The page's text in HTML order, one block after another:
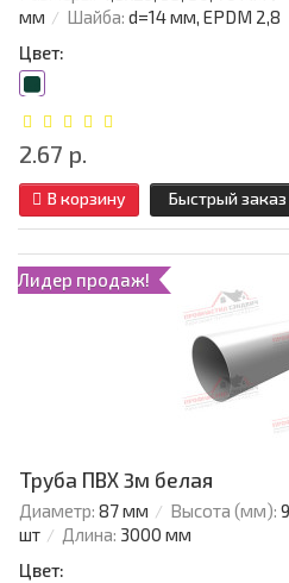
мм
Шайба: d=14 мм, EPDM 2,8
Цвет:
2.67 р.
В корзину Быстрый заказ
Лидер продаж!
Труба ПВХ 3м белая
Диаметр: 87 мм Высота (мм): 9
шт
Длина: 3000 мм
Цвет: